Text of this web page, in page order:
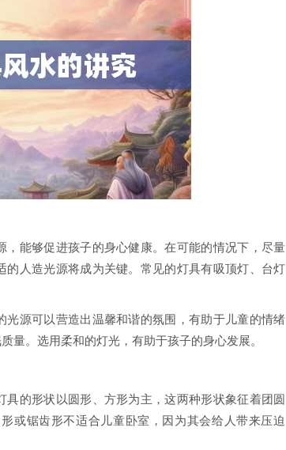
能够促进孩子的身心健康。在可能的情况下，尽量
人造光源将成为关键。常见的灯具有吸顶灯、台灯
源可以营造出温馨和谐的氛围，有助于儿童的情绪
量。选用柔和的灯光，有助于孩子的身心发展。
的形状以圆形、方形为主，这两种形状象征着团圆
或锯齿形不适合儿童卧室，因为其会给人带来压迫